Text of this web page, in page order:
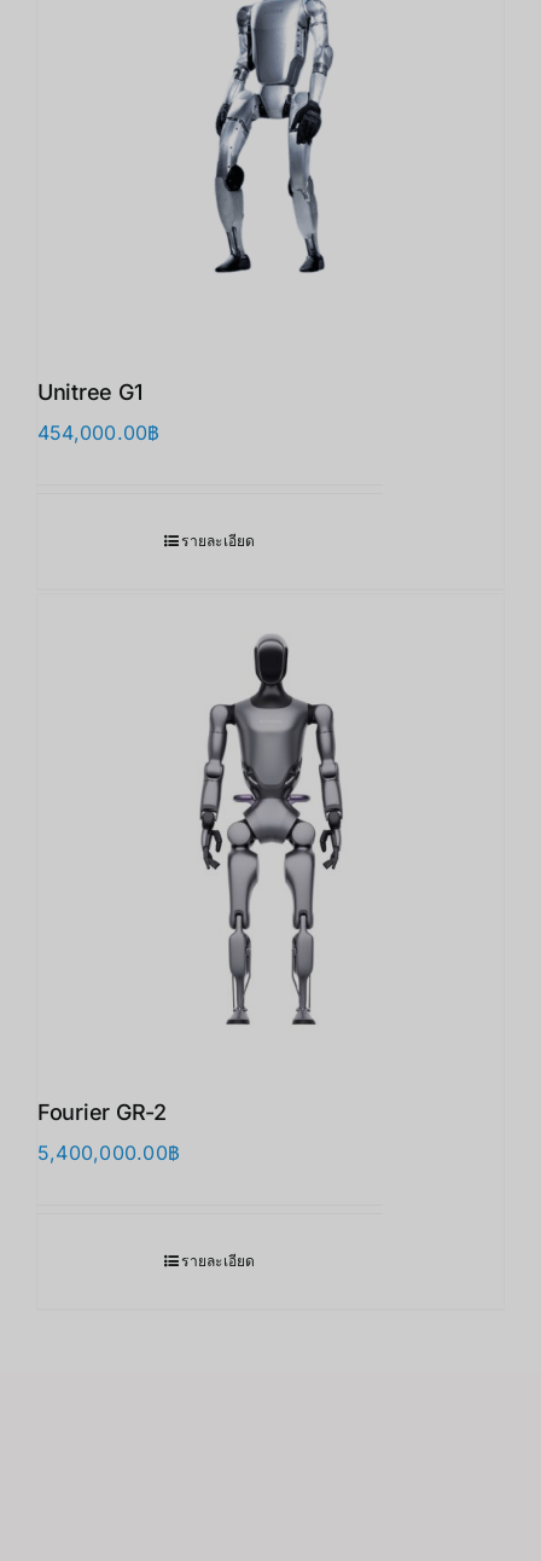
Unitree G1
454,000.00฿
รายละเอียด
Fourier GR-2
5,400,000.00฿
รายละเอียด